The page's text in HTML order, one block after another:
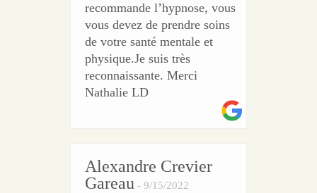
recommande l’hypnose, vous
vous devez de prendre soins
de votre santé mentale et
physique.Je suis très
reconnaissante. Merci
Nathalie LD
Alexandre Crevier
Gareau
9/15/2022